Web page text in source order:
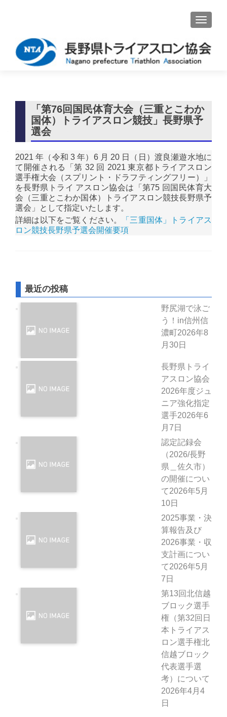
ナビゲ
「第76回国民体育大会（三重とこわか
国体）トライアスロン競技」長野県予
選会
2021 年（令和 3 年）6 月 20 日（日）渡良瀬遊水地に
て開催される「第 32 回 2021 東京都トライアスロン
選手権大会（スプリント・ドラフティングフリー）」
を⾧野県トライ アスロン協会は「第75 回国民体育大
会（三重とこわか国体）トライアスロン競技⾧野県予
選会」として指定いたします。
詳細は以下をご覧ください。
「三重国体」トライアス
ロン競技長野県予選会開催要項
最近の投稿
野尻湖で泳ご
う！in信州信
濃町 2026年8
月30日
長野県トライ
アスロン協会
2026年度ジュ
ニア強化指定
選手2026年6
月7日
認定記録会
（2026/長野
県＿佐久市）
の開催につい
て2026年5月
10日
2025事業・決
算報告及び
2026事業・収
支計画につい
て2026年5月
7日
第13回北信越
ブロック選手
権（第32回日
本トライアス
ロン選手権北
信越ブロック
代表選手選
考）について
2026年4月4
日